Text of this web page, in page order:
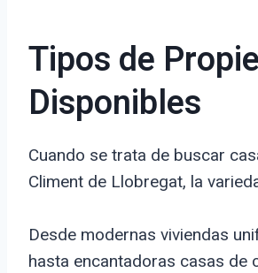
Tipos de
Disponibles
Cuando se trata de buscar
Climent de Llobregat, la
Desde modernas viviendas
hasta encantadoras casas de